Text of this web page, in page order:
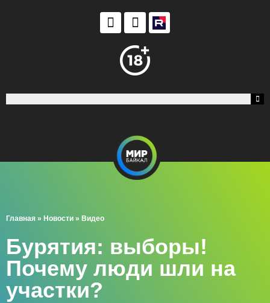
Главная » Новости » Видео
Бурятия: выборы!
Почему люди шли на
участки?